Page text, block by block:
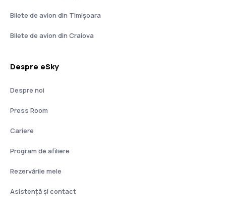
Bilete de avion din Timișoara
Bilete de avion din Craiova
Despre eSky
Despre noi
Press Room
Cariere
Program de afiliere
Rezervările mele
Asistenţă şi contact